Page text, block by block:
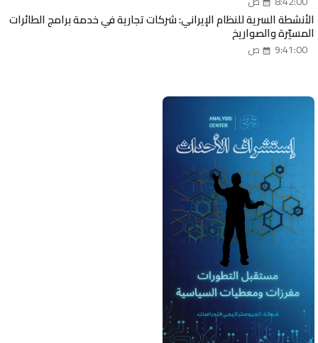
الأنشطة السرية للنظام الإيراني: شركات تجارية في خدمة برامج الطائرات
المسيّرة والصواريخ
9:41:00 ص